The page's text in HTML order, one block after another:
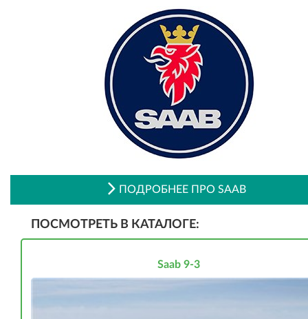
ПОДРОБНЕЕ ПРО SAAB
ПОСМОТРЕТЬ В КАТАЛОГЕ:
Saab 9-3